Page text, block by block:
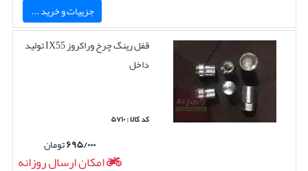
جزییات و خرید ...
قفل رینگ چرخ وراکروز IX55 تولید
داخل
کد کالا : ۵۷۱۰
۶۹۵/۰۰۰تومان
امکان ارسال روزانه